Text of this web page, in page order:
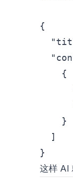
{
    {
    }
  ]
}
这样 AI